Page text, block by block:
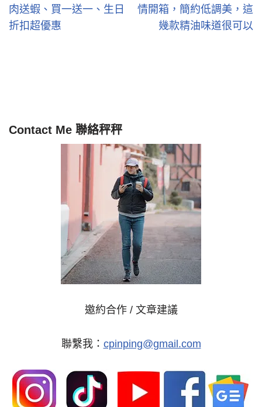
肉送蝦、買一送一、生日
折扣超優惠
情開箱，簡約低調美，這
幾款精油味道很可以
Contact Me 聯絡秤秤
邀約合作 / 文章建議
聯繫我： cpinping@gmail.com